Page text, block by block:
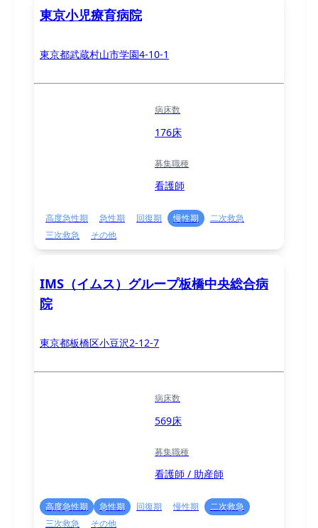
東京小児療育病院
東京都武蔵村山市学園4-10-1
病床数
176床
募集職種
看護師
高度急性期 急性期 回復期 慢性期
二次救急
三次救急
その他
IMS（イムス）グループ板橋中央総合病
院
東京都板橋区小豆沢2-12-7
病床数
569床
募集職種
看護師 / 助産師
高度急性期 急性期 回復期 慢性期
二次救急
三次救急
その他